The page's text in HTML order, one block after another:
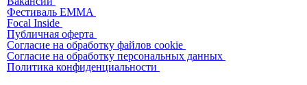
Фестиваль EMMA
Focal Inside
Публичная оферта
Согласие на обработку файлов cookie
Согласие на обработку персональных данных
Политика конфиденциальности